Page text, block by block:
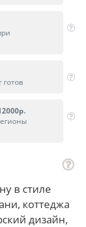
готов
в стиле
коттеджа
дизайн,